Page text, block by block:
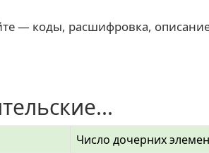
— коды, расшифровка,
Число дочерних